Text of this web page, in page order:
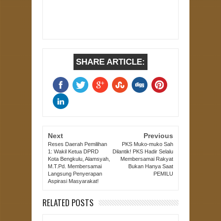
SHARE ARTICLE:
Next
Reses Daerah Pemilihan
1: Wakil Ketua DPRD
Kota Bengkulu, Alamsyah,
M.T.Pd. Membersamai
Langsung Penyerapan
Aspirasi Masyarakat!
Previous
PKS Muko-muko Sah
Dilantik! PKS Hadir Selalu
Membersamai Rakyat
Bukan Hanya Saat
PEMILU
RELATED POSTS